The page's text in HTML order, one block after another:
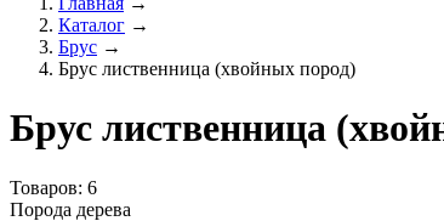
Каталог →
Брус →
Брус лиственница (хвойных пород)
Брус лиственница
Товаров: 6
Порода дерева